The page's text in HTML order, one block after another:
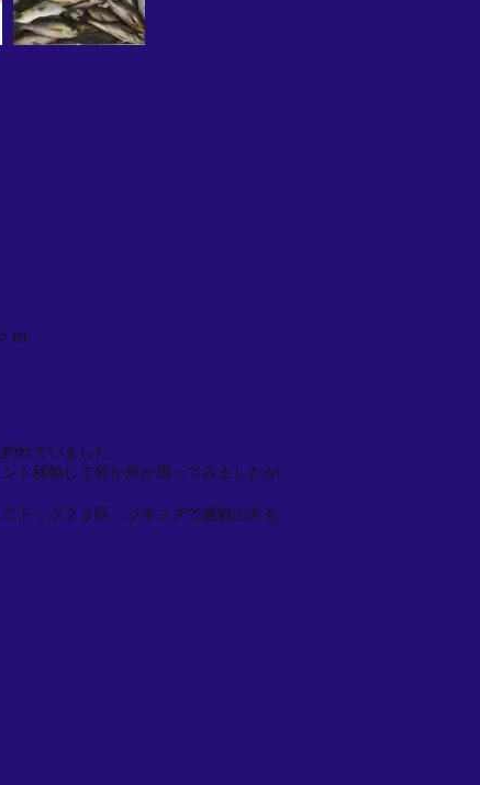
ｍ
れていました。
ト移動して何か所か周ってみましたが
トップ２３匹、ジギングで挑戦の方も